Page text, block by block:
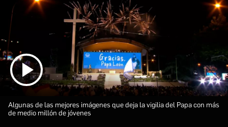
Algunas de las mejores imágenes que deja la vigilia del Papa con más
de medio millón de jóvenes